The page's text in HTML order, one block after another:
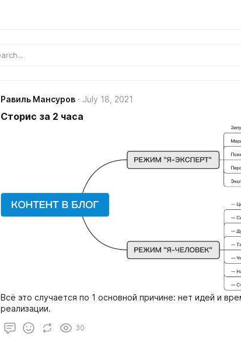
Равиль Мансуров July 18, 2021
Сторис за 2 часа
Всё это случается по 1 основной причине: нет идей и
реализации.
30